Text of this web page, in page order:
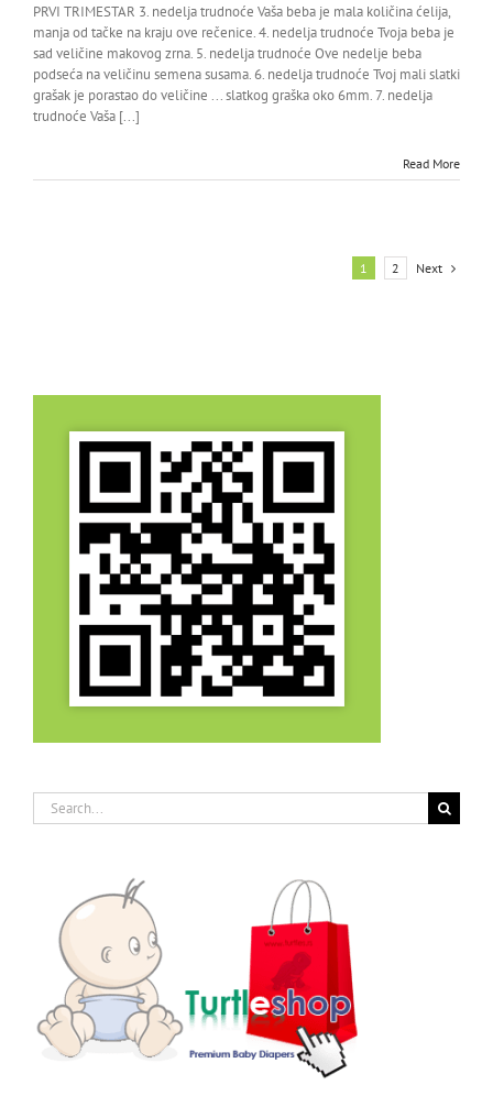
PRVI TRIMESTAR 3. nedelja trudnoće Vaša beba je mala količina ćelija,
manja od tačke na kraju ove rečenice. 4. nedelja trudnoće Tvoja beba je
sad veličine makovog zrna. 5. nedelja trudnoće Ove nedelje beba
podseća na veličinu semena susama. 6. nedelja trudnoće Tvoj mali slatki
grašak je porastao do veličine ... slatkog graška oko 6mm. 7. nedelja
trudnoće Vaša [...]
Read More
1 2 Next
Search
for: